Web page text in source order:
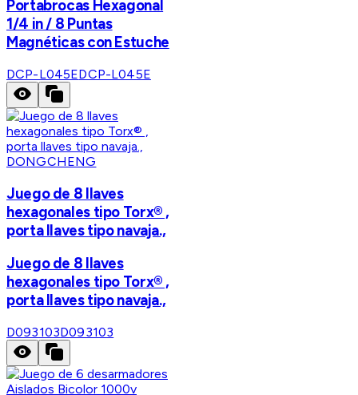
Portabrocas Hexagonal
1/4 in / 8 Puntas
Magnéticas con Estuche
DCP-L045EDCP-L045E
DONGCHENG
Juego de 8 llaves
hexagonales tipo Torx® ,
porta llaves tipo navaja.,
Juego de 8 llaves
hexagonales tipo Torx® ,
porta llaves tipo navaja.,
D093103D093103